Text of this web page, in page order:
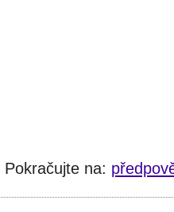
Pokračujte na: